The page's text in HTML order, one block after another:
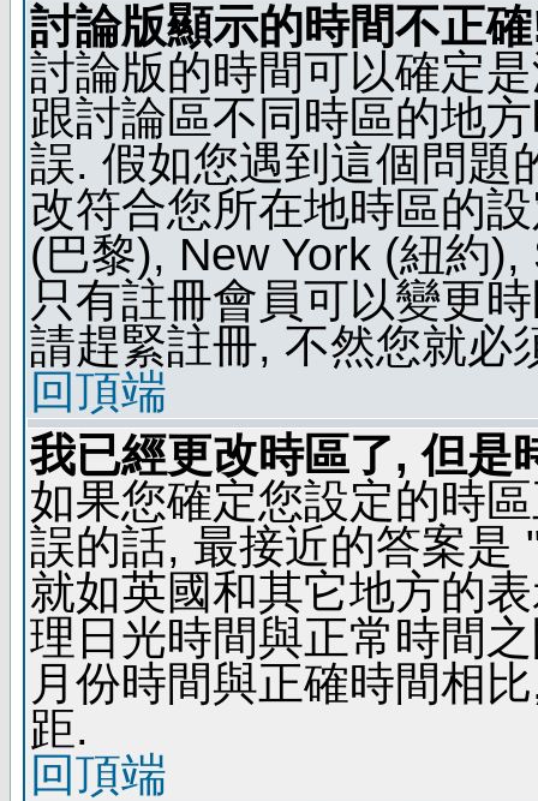
討論版顯示的時間不正
討論版的時間可以確定
跟討論區不同時區的地
誤. 假如您遇到這個問題
改符合您所在地時區的
(巴黎), New York (紐約
只有註冊會員可以變更
請趕緊註冊, 不然您就必
回頂端
我已經更改時區了, 但是
如果您確定您設定的時
誤的話, 最接近的答案是
就如英國和其它地方的
理日光時間與正常時間
月份時間與正確時間相
距.
回頂端